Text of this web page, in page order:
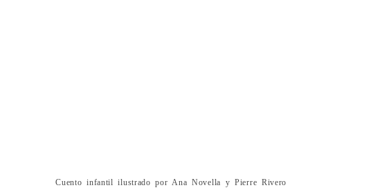
Cuento infantil ilustrado por Ana Novella y Pierre Rivero